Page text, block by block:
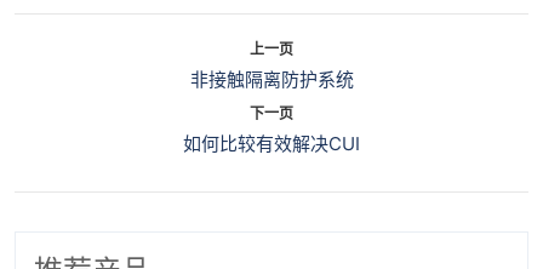
上一页
非接触隔离防护系统
下一页
如何比较有效解决CUI